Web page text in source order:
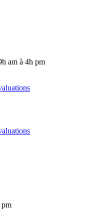
am à 4h pm
pm